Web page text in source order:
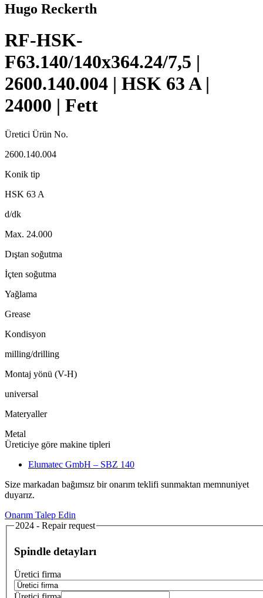
Hugo Reckerth
RF-HSK-
F63.140/140x364.24/7,5 |
2600.140.004 | HSK 63 A |
24000 | Fett
Üretici Ürün No.
2600.140.004
Konik tip
HSK 63 A
d/dk
Max. 24.000
Dıştan soğutma
İçten soğutma
Yağlama
Grease
Kondisyon
milling/drilling
Montaj yönü (V-H)
universal
Materyaller
Metal
Üreticiye göre makine tipleri
Elumatec GmbH – SBZ 140
Size markadan bağımsız bir onarım teklifi sunmaktan memnuniyet
duyarız.
Onarım Talep Edin
2024 - Repair request
Spindle detayları
Üretici firma